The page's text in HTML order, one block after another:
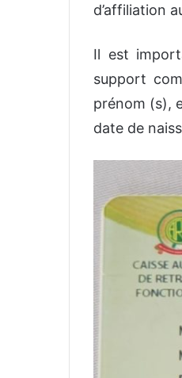
d’affiliation
Il est
support
prénom (s),
date de